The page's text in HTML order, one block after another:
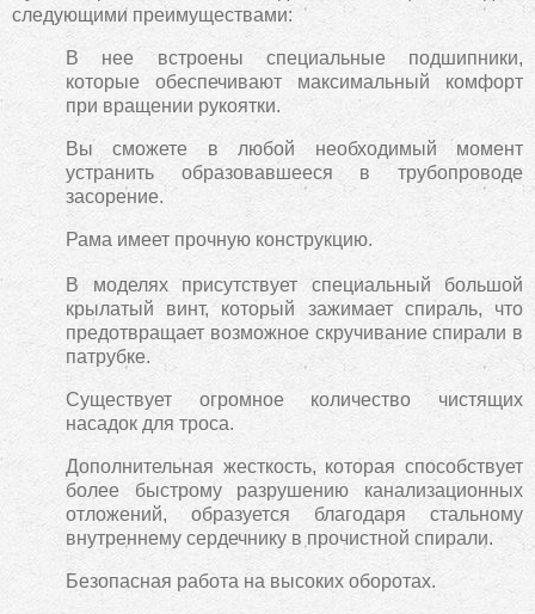
следующими преимуществами:
В нее встроены специальные подшипники,
которые обеспечивают максимальный комфорт
при вращении рукоятки.
Вы сможете в любой необходимый момент
устранить образовавшееся в трубопроводе
засорение.
Рама имеет прочную конструкцию.
В моделях присутствует специальный большой
крылатый винт, который зажимает спираль, что
предотвращает возможное скручивание спирали в
патрубке.
Существует огромное количество чистящих
насадок для троса.
Дополнительная жесткость, которая способствует
более быстрому разрушению канализационных
отложений, образуется благодаря стальному
внутреннему сердечнику в прочистной спирали.
Безопасная работа на высоких оборотах.